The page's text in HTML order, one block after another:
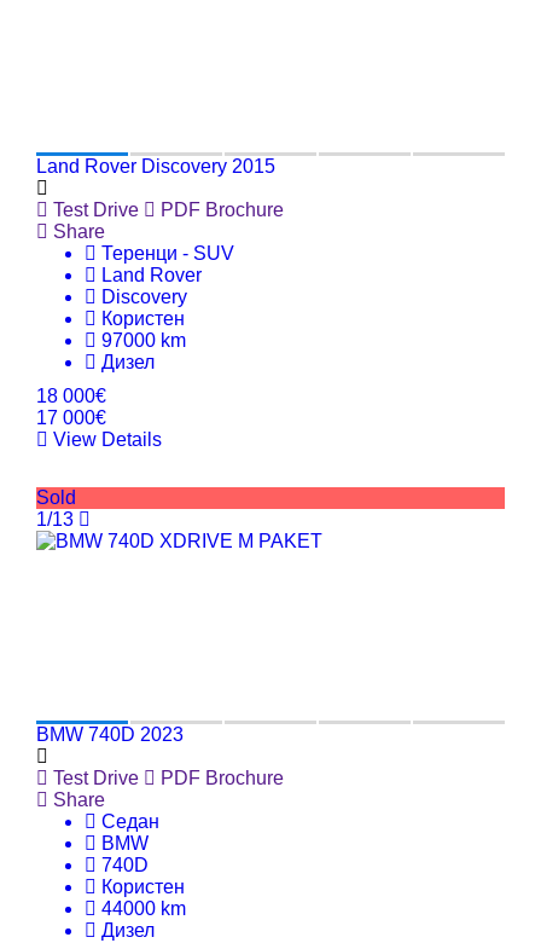
Land Rover Discovery 2015
Test Drive
PDF Brochure
Share
Теренци - SUV
Land Rover
Discovery
Користен
97000 km
Дизел
18 000€
17 000€
View Details
Sold
1/13
BMW 740D 2023
Test Drive
PDF Brochure
Share
Седан
BMW
740D
Користен
44000 km
Дизел